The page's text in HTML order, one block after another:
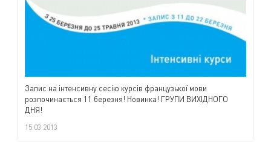
Запис на інтенсивну сесію курсів французької мови
розпочинається 11 березня! Новинка! ГРУПИ ВИХІДНОГО
ДНЯ!
15.03.2013